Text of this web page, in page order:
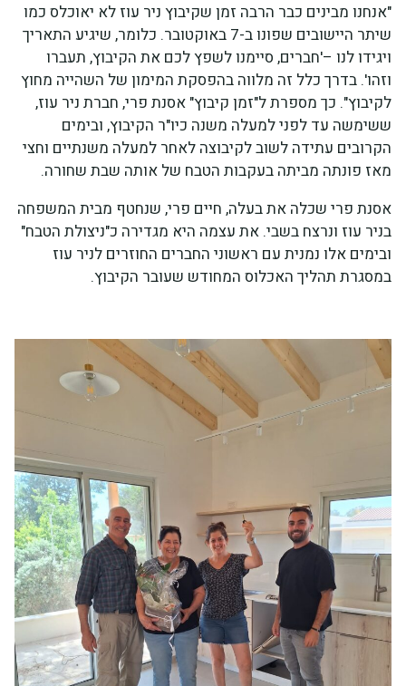
"אנחנו מבינים כבר הרבה זמן שקיבוץ ניר עוז לא יאוכלס כמו
שיתר היישובים שפונו ב-7 באוקטובר. כלומר, שיגיע התאריך
ויגידו לנו –'חברים, סיימנו לשפץ לכם את הקיבוץ, תעברו
וזהו'. בדרך כלל זה מלווה בהפסקת המימון של השהייה מחוץ
לקיבוץ". כך מספרת ל"זמן קיבוץ" אסנת פרי, חברת ניר עוז,
ששימשה עד לפני למעלה משנה כיו"ר הקיבוץ, ובימים
הקרובים עתידה לשוב לקיבוצה לאחר למעלה משנתיים וחצי
מאז פונתה מביתה בעקבות הטבח של אותה שבת שחורה.
אסנת פרי שכלה את בעלה, חיים פרי, שנחטף מבית המשפחה
בניר עוז ונרצח בשבי. את עצמה היא מגדירה כ"ניצולת הטבח"
ובימים אלו נמנית עם ראשוני החברים החוזרים לניר עוז
במסגרת תהליך האכלוס המחודש שעובר הקיבוץ.